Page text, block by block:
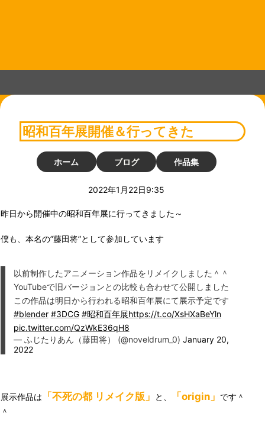
プ
昭和百年展開催＆行ってきた
ホーム ブログ 作品集
2022年1月22日9:35
昨日から開催中の昭和百年展に行ってきました～
僕も、本名の”藤田将”として参加しています
以前制作したアニメーション作品をリメイクしました＾＾
YouTubeで旧バージョンとの比較も合わせて公開しました
この作品は明日から行われる昭和百年展にて展示予定です
#blender #3DCG #昭和百年展https://t.co/XsHXaBeYln
pic.twitter.com/QzWkE36qH8
— ふじたりあん（藤田将） (@noveldrum_0) January 20,
2022
展示作品は 「不死の都 リメイク版」 と、 「origin」 です＾
＾